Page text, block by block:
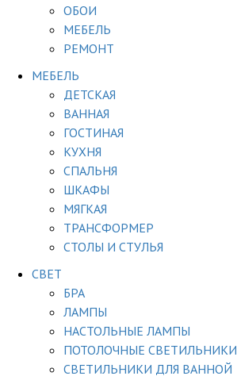
ОБОИ
МЕБЕЛЬ
РЕМОНТ
МЕБЕЛЬ
ДЕТСКАЯ
ВАННАЯ
ГОСТИНАЯ
КУХНЯ
СПАЛЬНЯ
ШКАФЫ
МЯГКАЯ
ТРАНСФОРМЕР
СТОЛЫ И СТУЛЬЯ
СВЕТ
БРА
ЛАМПЫ
НАСТОЛЬНЫЕ ЛАМПЫ
ПОТОЛОЧНЫЕ СВЕТИЛЬНИКИ
СВЕТИЛЬНИКИ ДЛЯ ВАННОЙ